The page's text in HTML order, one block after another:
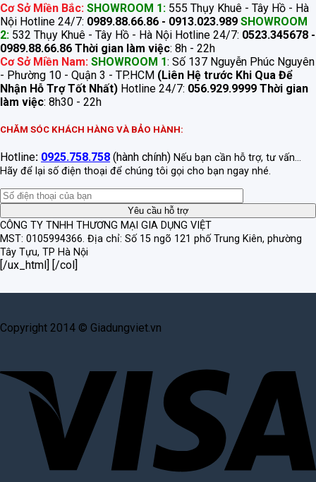
Cơ Sở Miền Bắc: SHOWROOM 1: 555 Thụy Khuê - Tây Hồ - Hà
Nội Hotline 24/7: 0989.88.66.86 - 0913.023.989 SHOWROOM
2: 532 Thụy Khuê - Tây Hồ - Hà Nội Hotline 24/7: 0523.345678 -
0989.88.66.86 Thời gian làm việc: 8h - 22h
Cơ Sở Miền Nam: SHOWROOM 1: Số 137 Nguyễn Phúc Nguyên
- Phường 10 - Quận 3 - TP.HCM (Liên Hệ trước Khi Qua Để
Nhận Hỗ Trợ Tốt Nhất) Hotline 24/7: 056.929.9999 Thời gian
làm việc: 8h30 - 22h
CHĂM SÓC KHÁCH HÀNG VÀ BẢO HÀNH:
Hotline: 0925.758.758 (hành chính) Nếu bạn cần hỗ trợ, tư vấn...
Hãy để lại số điện thoại để chúng tôi gọi cho bạn ngay nhé.
CÔNG TY TNHH THƯƠNG MẠI GIA DỤNG VIỆT
MST: 0105994366. Địa chỉ: Số 15 ngõ 121 phố Trung Kiên, phường
Tây Tựu, TP Hà Nội
[/ux_html] [/col]
Copyright 2014 © Giadungviet.vn